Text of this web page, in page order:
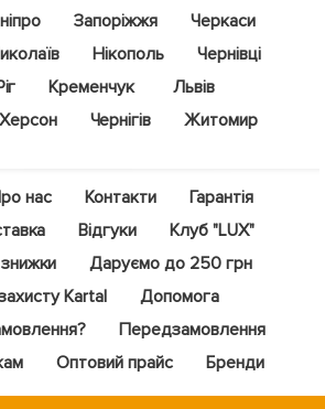
Запоріжжя
Черкаси
Нікополь
Чернівці
Кременчук
Львів
Херсон Чернігів Житомир
нас Контакти
Гарантія
Відгуки
Клуб "LUX"
Даруємо до 250 грн
Kartal
Допомога
Передзамовлення
Оптовий прайс Бренди